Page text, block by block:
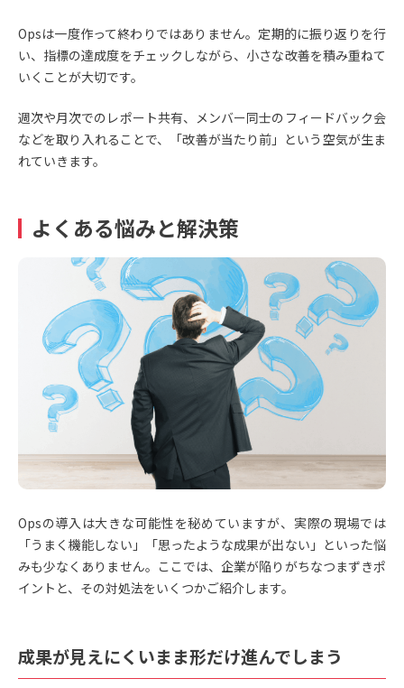
Opsは一度作って終わりではありません。定期的に振り返りを行
い、指標の達成度をチェックしながら、小さな改善を積み重ねて
いくことが大切です。
週次や月次でのレポート共有、メンバー同士のフィードバック会
などを取り入れることで、「改善が当たり前」という空気が生ま
れていきます。
よくある悩みと解決策
Opsの導入は大きな可能性を秘めていますが、実際の現場では
「うまく機能しない」「思ったような成果が出ない」といった悩
みも少なくありません。ここでは、企業が陥りがちなつまずきポ
イントと、その対処法をいくつかご紹介します。
成果が見えにくいまま形だけ進んでしまう